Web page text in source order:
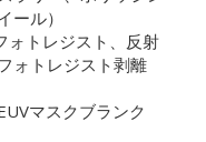
ール）
ォトレジスト、反射
ォトレジスト剥離
マスクブランク